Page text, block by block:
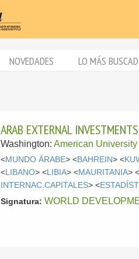
NOVEDADES LO MÁS
ARAB EXTERNAL
Washington:American University
<MUNDO ÁRABE> <BAHREIN> <
<LIBANO> <LIBIA> <MAURITANIA> <
INTERNAC.CAPITALES> <
Signatura: WORLD